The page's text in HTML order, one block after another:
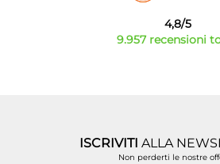
4,8/5
9.957 recensioni
ISCRIVITI ALLA
Non perderti le nostre